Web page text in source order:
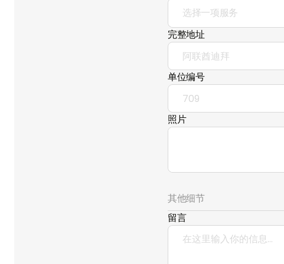
选择一项服务
完整地址
单位编号
照片
其他细节
留言